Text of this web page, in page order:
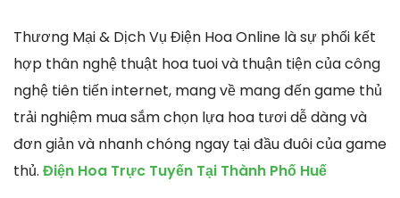
Thương Mại & Dịch Vụ Điện Hoa Online là sự phối kết
hợp thân nghệ thuật hoa tuoi và thuận tiện của công
nghệ tiên tiến internet, mang về mang đến game thủ
trải nghiệm mua sắm chọn lựa hoa tươi dễ dàng và
đơn giản và nhanh chóng ngay tại đầu đuôi của game
thủ. Điện Hoa Trực Tuyến Tại Thành Phố Huế